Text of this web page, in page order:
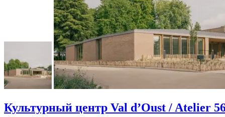
Культурный центр Val d’Oust / Atelier